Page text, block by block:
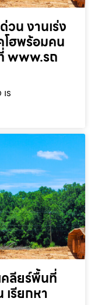
น งานเร่ง
โฮพร้อมคน
www.รถ
ร
คลียร์พื้นที่
เรียกหา